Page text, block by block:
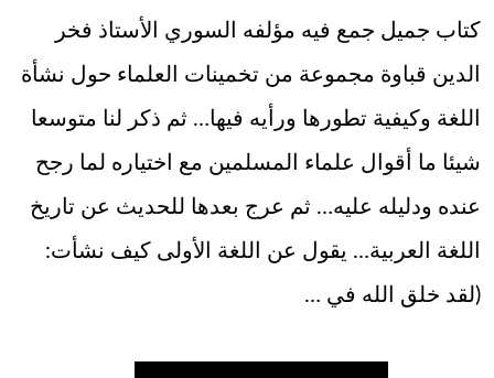
كتاب جميل جمع فيه مؤلفه السوري الأستاذ فخر
الدين قباوة مجموعة من تخمينات العلماء حول نشأة
اللغة وكيفية تطورها ورأيه فيها… ثم ذكر لنا متوسعا
شيئا ما أقوال علماء المسلمين مع اختياره لما رجح
عنده ودليله عليه… ثم عرج بعدها للحديث عن تاريخ
اللغة العربية… يقول عن اللغة الأولى كيف نشأت:
(لقد خلق الله في …